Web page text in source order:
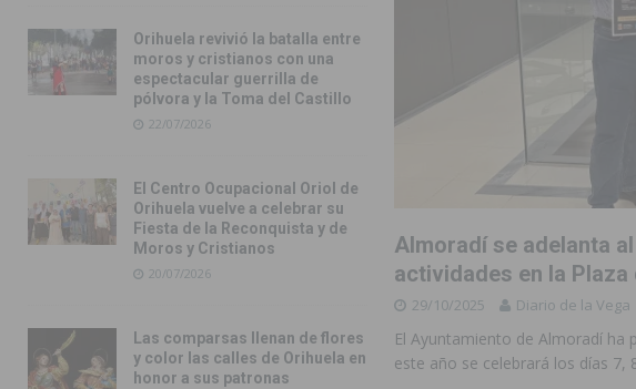
Almoradí se adelanta
actividades en la
29/10/2025 Diario de la Vega
El Ayuntamiento de Almoradí ha
este año se celebrará los días 7,
Orihuela revivió la batalla entre
moros y cristianos con una
espectacular guerrilla de
pólvora y la Toma del Castillo
22/07/2026
El Centro Ocupacional Oriol de
Orihuela vuelve a celebrar su
Fiesta de la Reconquista y de
Moros y Cristianos
20/07/2026
Las comparsas llenan de flores
y color las calles de Orihuela en
honor a sus patronas